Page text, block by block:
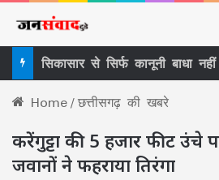
Home/छत्तीसगढ़ की खबरे
करेंगुट्टा की 5 हजार फीट उंचे
जवानों ने फहराया तिरंगा